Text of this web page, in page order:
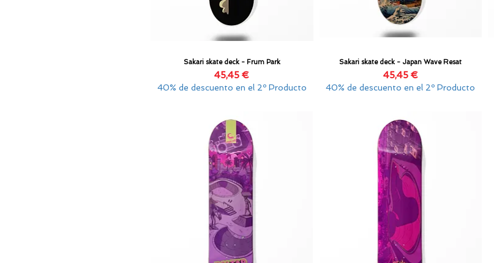
Vista rápida
Sakari skate deck - Frum Park
Precio
45,45 €
40% de descuento en el 2º Producto
Vista rápida
Sakari skate deck - Japan Wave Resat
Precio
45,45 €
40% de descuento en el 2º Producto